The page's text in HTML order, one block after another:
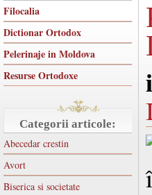
Filocalia
Dictionar Ortodox
Pelerinaje in Moldova
Resurse Ortodoxe
Categorii articole:
Abecedar crestin
Avort
Biserica si societate